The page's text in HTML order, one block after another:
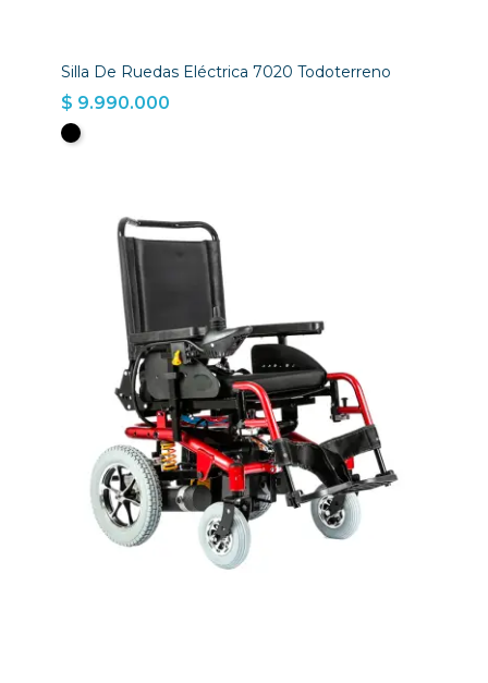
Silla De Ruedas Eléctrica 7020 Todoterreno
$ 9.990.000